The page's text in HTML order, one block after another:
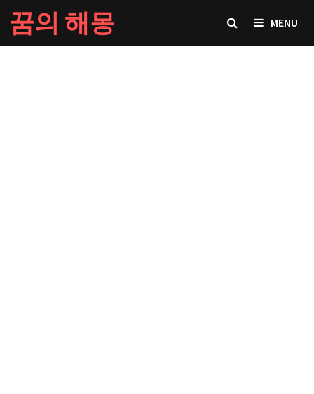
Skip
to
content
꿈의 해몽 MENU